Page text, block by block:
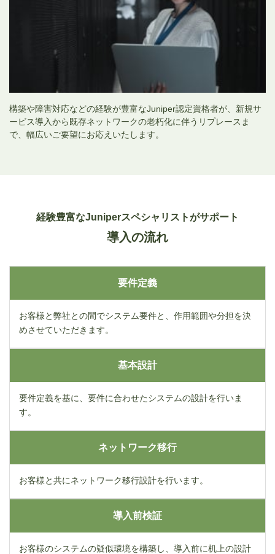
構築や障害対応などの経験が豊富なJuniper認定資格者が、新規サ
ービス導入から既存ネットワークの老朽化に伴うリプレースま
で、幅広いご要望にお応えいたします。
経験豊富なJuniperスペシャリストがサポート
導入の流れ
要件定義
お客様と弊社との間でシステム要件と、作用範囲や分担を決
めさせていただきます。
基本設計
要件定義を基に、要件に合わせたシステムの設計を行いま
す。
ネットワーク移行
お客様と共にネットワーク移行設計を行います。
導入前検証
お客様のシステムの疑似環境を構築し、導入前に机上の設計